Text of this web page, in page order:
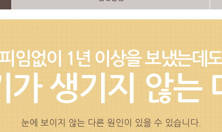
임없이 1년 이상을 보냈는데
가 생기지 않는
눈에 보이지 않는 다른 원인이 있을 수 있습니다.